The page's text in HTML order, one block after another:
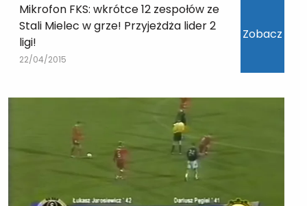
Mikrofon FKS: wkrótce 12 zespołów ze
Stali Mielec w grze! Przyjeżdża lider 2
ligi!
22/04/2015
Zobacz